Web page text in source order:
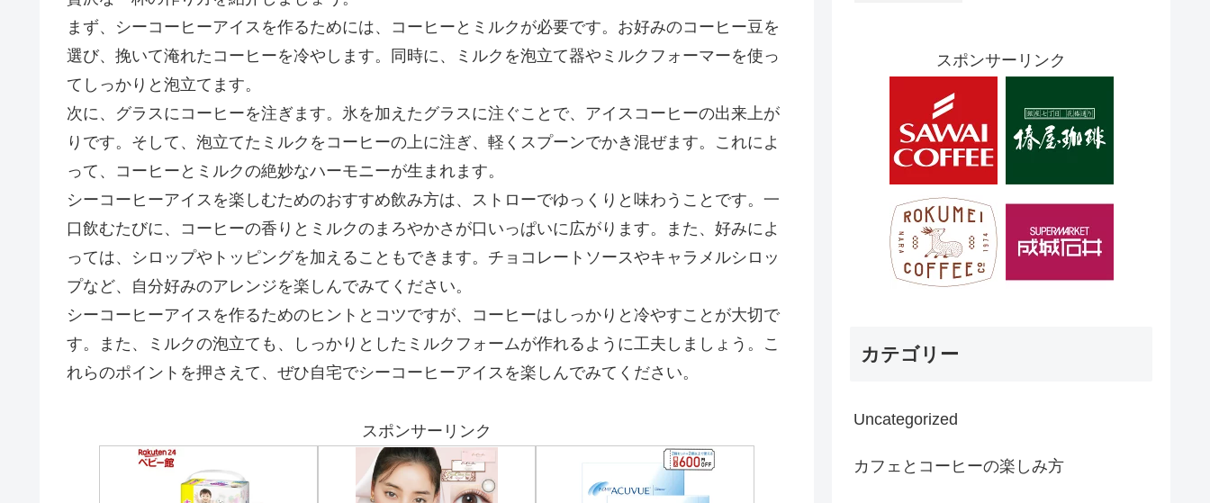
まず、シーコーヒーアイスを作るためには、コーヒーとミルクが必要です。お好みのコーヒー豆を
選び、挽いて淹れたコーヒーを冷やします。同時に、ミルクを泡立て器やミルクフォーマーを使っ
てしっかりと泡立てます。
次に、グラスにコーヒーを注ぎます。氷を加えたグラスに注ぐことで、アイスコーヒーの出来上が
りです。そして、泡立てたミルクをコーヒーの上に注ぎ、軽くスプーンでかき混ぜます。これによ
って、コーヒーとミルクの絶妙なハーモニーが生まれます。
シーコーヒーアイスを楽しむためのおすすめ飲み方は、ストローでゆっくりと味わうことです。一
口飲むたびに、コーヒーの香りとミルクのまろやかさが口いっぱいに広がります。また、好みによ
っては、シロップやトッピングを加えることもできます。チョコレートソースやキャラメルシロッ
プなど、自分好みのアレンジを楽しんでみてください。
シーコーヒーアイスを作るためのヒントとコツですが、コーヒーはしっかりと冷やすことが大切で
す。また、ミルクの泡立ても、しっかりとしたミルクフォームが作れるように工夫しましょう。こ
れらのポイントを押さえて、ぜひ自宅でシーコーヒーアイスを楽しんでみてください。
スポンサーリンク
スポンサーリンク
カテゴリー
Uncategorized
カフェとコーヒーの楽しみ方